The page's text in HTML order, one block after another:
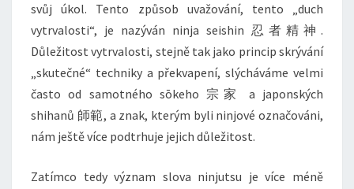
svůj úkol. Tento způsob uvažování, tento „duch
vytrvalosti“, je nazýván ninja seishin 忍者精神.
Důležitost vytrvalosti, stejně tak jako princip skrývání
„skutečné“ techniky a překvapení, slýcháváme velmi
často od samotného sōkeho 宗家 a japonských
shihanů 師範, a znak, kterým byli ninjové označováni,
nám ještě více podtrhuje jejich důležitost.
Zatímco tedy význam slova ninjutsu je více méně